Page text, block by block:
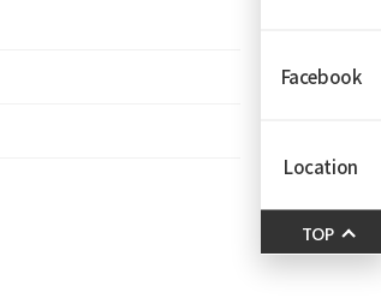
Facebook
Location
TOP